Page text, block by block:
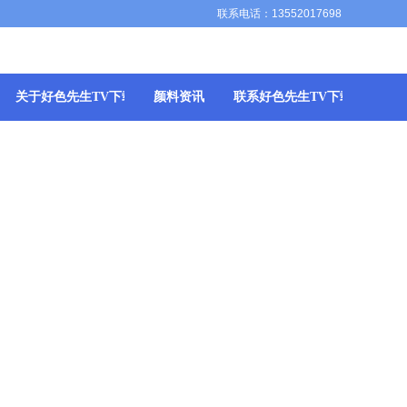
关于好色先生TV下载APP颜料资讯 联系好色先生TV下载APP
联系电话：13552017698